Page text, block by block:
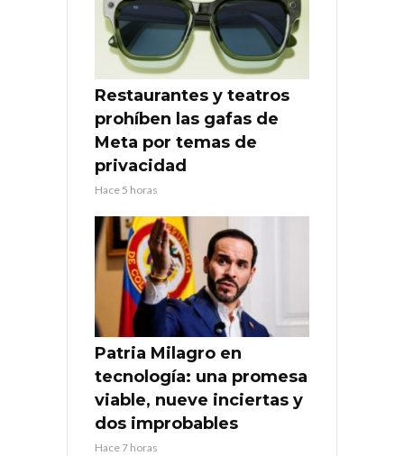
Restaurantes y teatros
prohíben las gafas de
Meta por temas de
privacidad
Hace 5 horas
Patria Milagro en
tecnología: una promesa
viable, nueve inciertas y
dos improbables
Hace 7 horas